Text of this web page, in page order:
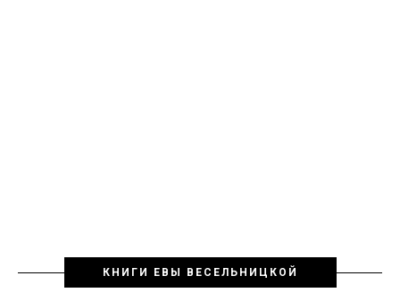
КНИГИ ЕВЫ ВЕСЕЛЬНИЦКОЙ